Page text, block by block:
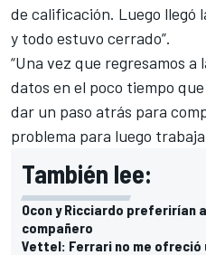
de calificación. Luego llegó
y todo estuvo cerrado”.
“Una vez que regresamos
datos en el poco tiempo
dar un paso atrás para
problema para luego
También lee:
Ocon y Ricciardo preferirían
compañero
Vettel: Ferrari no me ofreció